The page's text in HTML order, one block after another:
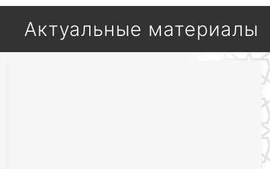
Актуальные материалы